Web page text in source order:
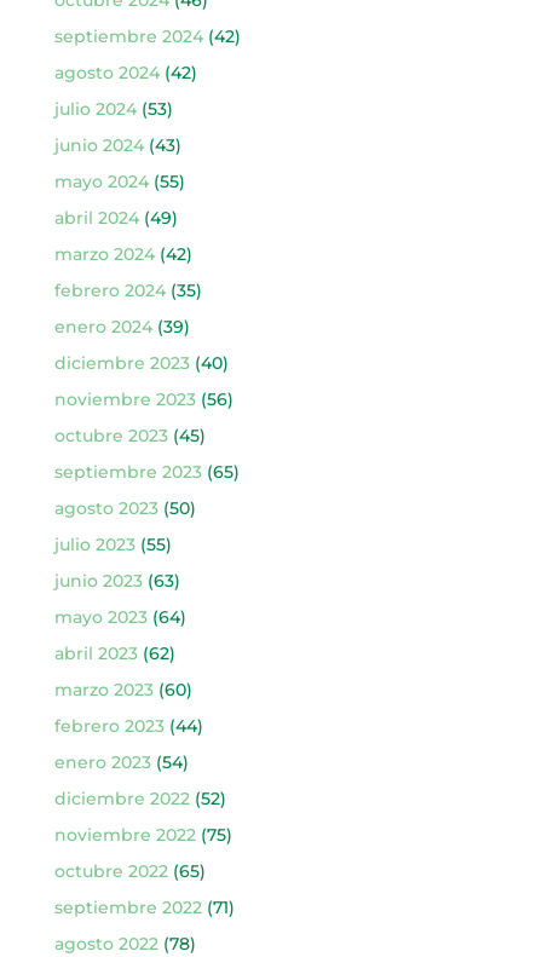
septiembre 2024(42)
agosto 2024(42)
julio 2024(53)
junio 2024(43)
mayo 2024(55)
abril 2024(49)
marzo 2024(42)
febrero 2024(35)
enero 2024(39)
diciembre 2023(40)
noviembre 2023(56)
octubre 2023(45)
septiembre 2023(65)
agosto 2023(50)
julio 2023(55)
junio 2023(63)
mayo 2023(64)
abril 2023(62)
marzo 2023(60)
febrero 2023(44)
enero 2023(54)
diciembre 2022(52)
noviembre 2022(75)
octubre 2022(65)
septiembre 2022(71)
agosto 2022(78)